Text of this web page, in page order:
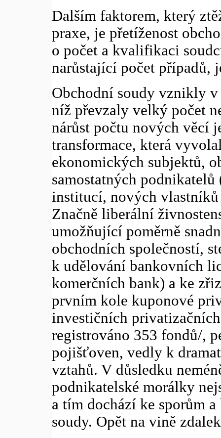
Dalším faktorem, který
praxe, je přetíženost
o počet a kvalifikaci
narůstající počet případů,
Obchodní soudy vznikly
níž převzaly velký počet
nárůst počtu nových věcí
transformace, která
ekonomických subjektů,
samostatných
institucí, nových
Značně liberální
umožňující poměrně
obchodních společností,
k udělování bankovních
komerčních bank) a ke
prvním kole kuponové
investičních
registrováno 353 fondů/,
pojišťoven, vedly k
vztahů. V důsledku
podnikatelské morálky
a tím dochází ke sporům
soudy. Opět na vině